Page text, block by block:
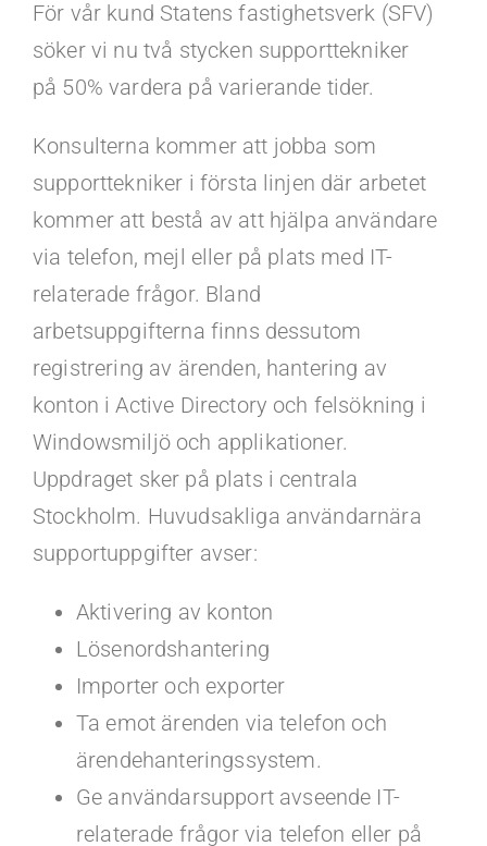
Faq
Portal
För vår kund Statens fastighetsverk (SFV)
söker vi nu två stycken supporttekniker
på 50% vardera på varierande tider.
Konsulterna kommer att jobba som
supporttekniker i första linjen där arbetet
kommer att bestå av att hjälpa användare
via telefon, mejl eller på plats med IT-
relaterade frågor. Bland
arbetsuppgifterna finns dessutom
registrering av ärenden, hantering av
konton i Active Directory och felsökning i
Windowsmiljö och applikationer.
Uppdraget sker på plats i centrala
Stockholm. Huvudsakliga användarnära
supportuppgifter avser:
Aktivering av konton
Lösenordshantering
Importer och exporter
Ta emot ärenden via telefon och
ärendehanteringssystem.
Ge användarsupport avseende IT-
relaterade frågor via telefon eller på